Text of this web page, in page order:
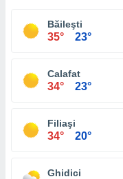
Băileşti
35° 23°
Calafat
34° 23°
Filiaşi
34° 20°
Ghidici